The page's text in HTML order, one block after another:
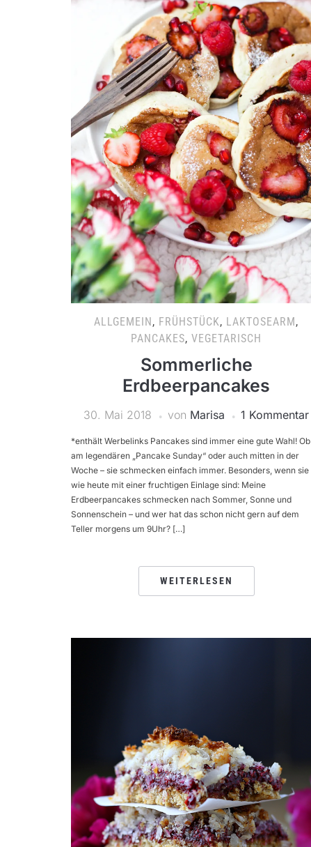
ALLGEMEIN, FRÜHSTÜCK, LAKTOSEARM,
PANCAKES, VEGETARISCH
Sommerliche
Erdbeerpancakes
30. Mai 2018 von Marisa 1 Kommentar
*enthält Werbelinks Pancakes sind immer eine gute Wahl! Ob
am legendären „Pancake Sunday“ oder auch mitten in der
Woche – sie schmecken einfach immer. Besonders, wenn sie
wie heute mit einer fruchtigen Einlage sind: Meine
Erdbeerpancakes schmecken nach Sommer, Sonne und
Sonnenschein – und wer hat das schon nicht gern auf dem
Teller morgens um 9Uhr? […]
WEITERLESEN